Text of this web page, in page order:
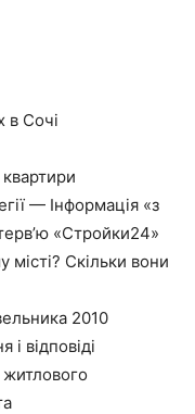
в Сочі
квартири
— Інформація «з
«Стройки24»
місті? Скільки вони
2010
відповіді